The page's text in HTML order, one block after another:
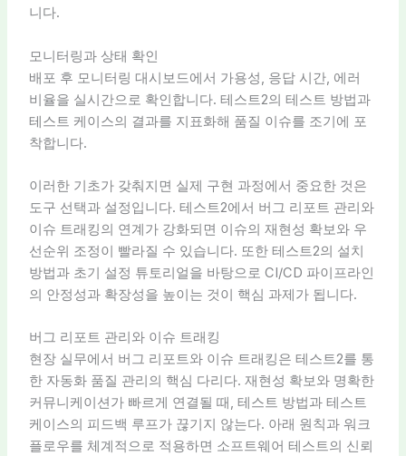
니다.
모니터링과 상태 확인
배포 후 모니터링 대시보드에서 가용성, 응답 시간, 에러
비율을 실시간으로 확인합니다. 테스트2의 테스트 방법과
테스트 케이스의 결과를 지표화해 품질 이슈를 조기에 포
착합니다.
이러한 기초가 갖춰지면 실제 구현 과정에서 중요한 것은
도구 선택과 설정입니다. 테스트2에서 버그 리포트 관리와
이슈 트래킹의 연계가 강화되면 이슈의 재현성 확보와 우
선순위 조정이 빨라질 수 있습니다. 또한 테스트2의 설치
방법과 초기 설정 튜토리얼을 바탕으로 CI/CD 파이프라인
의 안정성과 확장성을 높이는 것이 핵심 과제가 됩니다.
버그 리포트 관리와 이슈 트래킹
현장 실무에서 버그 리포트와 이슈 트래킹은 테스트2를 통
한 자동화 품질 관리의 핵심 다리다. 재현성 확보와 명확한
커뮤니케이션가 빠르게 연결될 때, 테스트 방법과 테스트
케이스의 피드백 루프가 끊기지 않는다. 아래 원칙과 워크
플로우를 체계적으로 적용하면 소프트웨어 테스트의 신뢰